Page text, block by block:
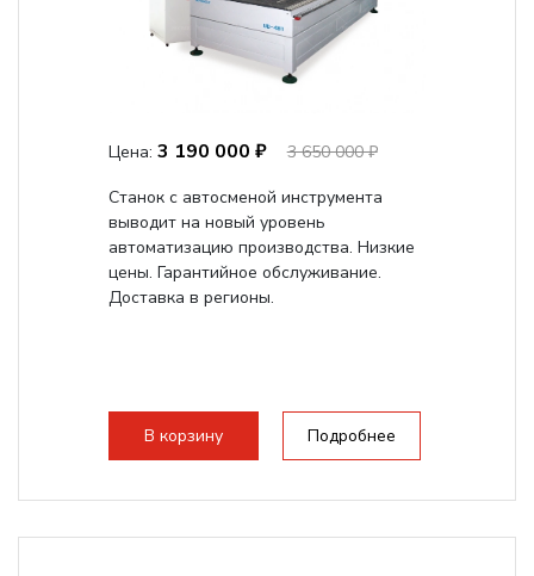
Цена: 3 190 000 ₽
3 650 000 ₽
Станок с автосменой инструмента
выводит на новый уровень
автоматизацию производства. Низкие
цены. Гарантийное обслуживание.
Доставка в регионы.
В корзину Подробнее